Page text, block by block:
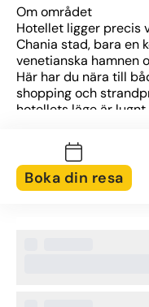
Om området
Hotellet ligger precis
Chania stad, bara en
venetianska hamnen
Här har du nära till
shopping och
hotellets läge är lugnt
Om rummen
Rummen på Hotel
klassisk stil och
havet eller
Boka din resa